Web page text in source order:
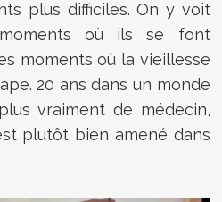
plus difficiles. On y voit
où ils se font
moments où la vieillesse
20 ans dans un monde
vraiment de médecin,
plutôt bien amené dans